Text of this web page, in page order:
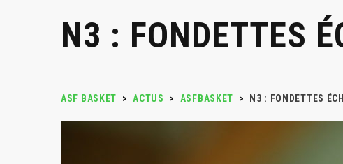
N3 : FONDETTES
ASF BASKET > ACTUS > ASFBASKET > N3 : FONDETTES